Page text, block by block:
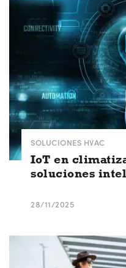
SOLUCIONES HVAC
IoT en
soluciones
28/11/2025